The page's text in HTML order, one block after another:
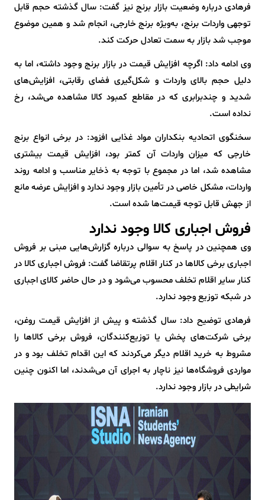
فرهادی درباره وضعیت بازار برنج نیز گفت: سال گذشته حجم قابل
توجهی واردات برنج، به‌ویژه برنج خارجی، انجام شد و همین موضوع
موجب شد بازار به سمت تعادل حرکت کند.
وی ادامه داد: اگرچه افزایش قیمت در بازار برنج وجود داشته، اما به
دلیل حجم بالای واردات و شکل‌گیری فضای رقابتی، افزایش‌های
شدید و چندبرابری که در مقاطع کمبود کالا مشاهده می‌شد، رخ
نداده است.
سخنگوی اتحادیه بنکداران مواد غذایی افزود: در برخی انواع برنج
خارجی که میزان واردات آن کمتر بود، افزایش قیمت بیشتری
مشاهده شد، اما در مجموع با توجه به ذخایر مناسب و ادامه روند
واردات، مشکل خاصی در تأمین بازار وجود ندارد و افزایش عرضه مانع
از جهش قابل توجه قیمت‌ها شده است.
فروش اجباری کالا وجود ندارد
وی همچنین در پاسخ به سوالی درباره گزارش‌هایی مبنی بر فروش
اجباری برخی کالاها در کنار اقلام پرتقاضا گفت: فروش اجباری کالا در
کنار سایر اقلام تخلف محسوب می‌شود و در حال حاضر کالای اجباری
در شبکه توزیع وجود ندارد.
فرهادی توضیح داد: سال گذشته و پیش از افزایش قیمت روغن،
برخی شرکت‌های پخش یا توزیع‌کنندگان، فروش برخی کالاها را
مشروط به خرید اقلام دیگر می‌کردند که این اقدام تخلف بود و در
مواردی فروشگاه‌ها نیز ناچار به اجرای آن می‌شدند، اما اکنون چنین
شرایطی در بازار وجود ندارد.